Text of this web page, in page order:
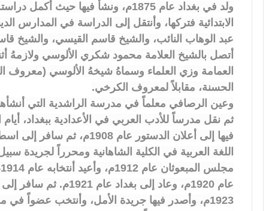
ولد في بغداد عام 1875م، ونشأ فيها
الابتدائية فتركها، وأنتقل إلى الدراسة في المدارس
عبد الوهاب النائب، والشيخ قاسم القيسي، والشيخ
أتصل بالشيخ العلامة محمود شكري الألوسي ولازمهُ
العمامة وزي العلماء وسماهُ شيخهُ الألوسي
الحسنة، مقابلاً لمعروف الكرخي.
وعين الرصافي معلماً في مدرسة الراشدية التي
فيها إلى أعلان الدستور عام